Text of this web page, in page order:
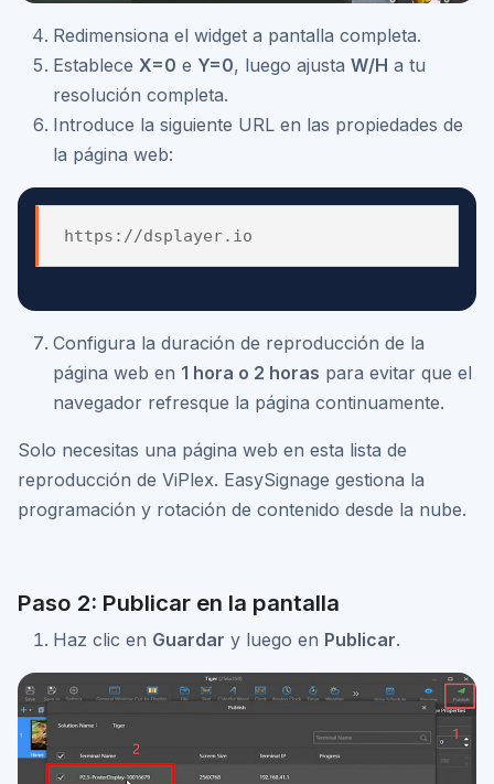
Redimensiona el widget a pantalla completa.
Establece X=0 e Y=0, luego ajusta W/H a tu
resolución completa.
Introduce la siguiente URL en las propiedades de
la página web:
Configura la duración de reproducción de la
página web en 1 hora o 2 horas para evitar que el
navegador refresque la página continuamente.
Solo necesitas una página web en esta lista de
reproducción de ViPlex. EasySignage gestiona la
programación y rotación de contenido desde la nube.
Paso 2: Publicar en la pantalla
Haz clic en Guardar y luego en Publicar.